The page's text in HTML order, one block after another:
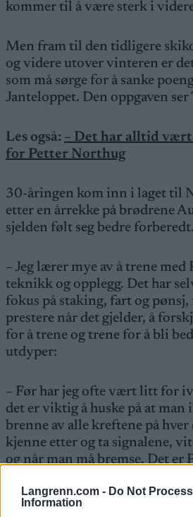
Langrenn.com - Do Not
Information
kommer til å være sterk i
Men fram til den tidligere
og videre utover vinteren er
som må sørge for å sanke
Janteloppet. Den oppgaven
Les også: – Det har alltid vært
for Petter Northug
30-åringen kom inn i laget til
etter en årrekke på brødrene
sjelden følt seg bedre forberedt.
– Jeg lærer mye av å trene med
teknikk og opplegg. Det har
fokus på staking, fart og pønsj,
prestere når det gjelder, å
for å trene og trene for å bli
utdyper:
– Før har jeg ofte vært litt for
det er viktig å huske på at man
brenne av alle kreftene på
kjenne etter og ta signalene,
og når man må bremse. Det
Har du rukket å se noen